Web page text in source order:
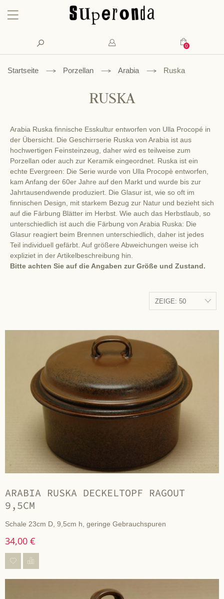
Konto
Mein
Suche
Startseite Porzellan Arabia Ruska
RUSKA
Arabia Ruska finnische Esskultur entworfen von Ulla Procopé in
der Übersicht. Die Geschirrserie Ruska von Arabia ist aus
hochwertigen Feinsteinzeug, daher wird es teilweise zum
Porzellan oder auch zur Keramik eingeordnet. Ruska ist ein
echte Evergreen: Die Serie wurde von Ulla Procopè entworfen,
kam Anfang der 60er Jahre auf den Markt und wurde bis zur
Jahrtausendwende produziert. Die Glasur ist, wie so oft im
finnischen Design, mit starkem Bezug zur Natur und bezieht sich
auf die Färbung Blätter im Herbst. Wie auch das Herbstlaub, so
unterschiedlich ist auch die Färbung von Arabia Ruska: Die
Glasur reagiert beim Brennen unterschiedlich, daher ist jedes
Teil individuell gefärbt. Auf größere Abweichungen weise ich
expliziet in der Artikelbeschreibung hin.
Bitte achten Sie auf die Angaben zur Größe und Zustand.
ARABIA RUSKA DECKELTOPF RAGOUT
9,5CM
Schale 23cm D, 9,5cm h, geringe Gebrauchspuren
34,00 €